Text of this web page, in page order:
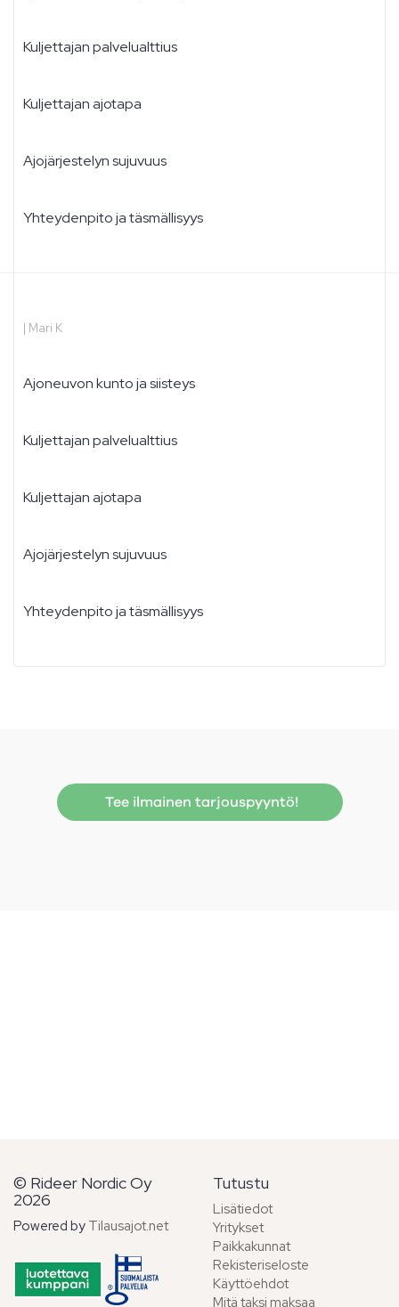
Kuljettajan palvelualttius
Kuljettajan ajotapa
Ajojärjestelyn sujuvuus
Yhteydenpito ja täsmällisyys
| Mari K
Ajoneuvon kunto ja siisteys
Kuljettajan palvelualttius
Kuljettajan ajotapa
Ajojärjestelyn sujuvuus
Yhteydenpito ja täsmällisyys
Tee ilmainen tarjouspyyntö!
© Rideer Nordic Oy
2026
Powered by Tilausajot.net
Tutustu
Lisätiedot
Yritykset
Paikkakunnat
Rekisteriseloste
Käyttöehdot
Mitä taksi maksaa